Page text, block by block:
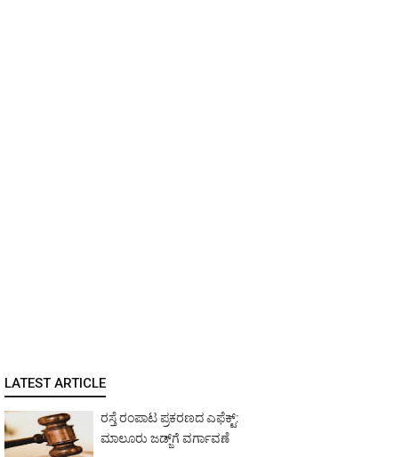
LATEST ARTICLE
ರಸ್ತೆ ರಂಪಾಟ ಪ್ರಕರಣದ ಎಫೆಕ್ಟ್‌:
ಮಾಲೂರು ಜಡ್ಜ್‌ಗೆ ವರ್ಗಾವಣೆ